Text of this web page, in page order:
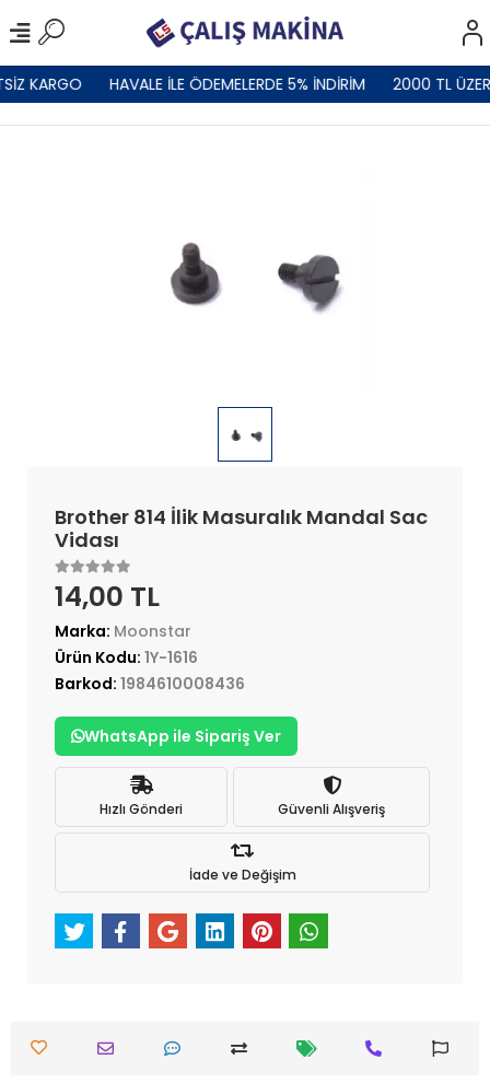
KARGO HAVALE İLE ÖDEMELERDE 5% İNDİRİM 2000 TL
Brother 814 İlik Masuralık Mandal Sac
Vidası
14,00 TL
Marka: Moonstar
Ürün Kodu: 1Y-1616
Barkod: 1984610008436
WhatsApp ile Sipariş Ver
Hızlı Gönderi Güvenli Alışveriş
İade ve Değişim